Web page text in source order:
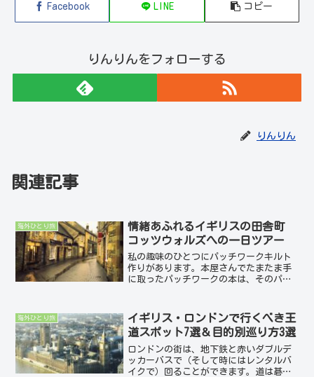
Facebook LINE コピー
りんりんをフォローする
りんりん
関連記事
海外ひとり旅
情緒あふれるイギリスの田舎町
コッツウォルズへの一日ツアー
私の趣味のひとつにパッチワークキルト
作りがあります。本屋さんでたまたま手
に取ったパッチワークの本は、そのパッ
も言えない情緒あふれる美しさに惹かれ
ました。手元において今で...
海外ひとり旅
イギリス・ロンドンで行くべき王
道スポット7選＆目的別巡り方3選
ロンドンの街は、地下鉄と赤いダブルデ
ッカーバスで（そして時にはレンタルバ
イクで）回ることができます。道は碁盤